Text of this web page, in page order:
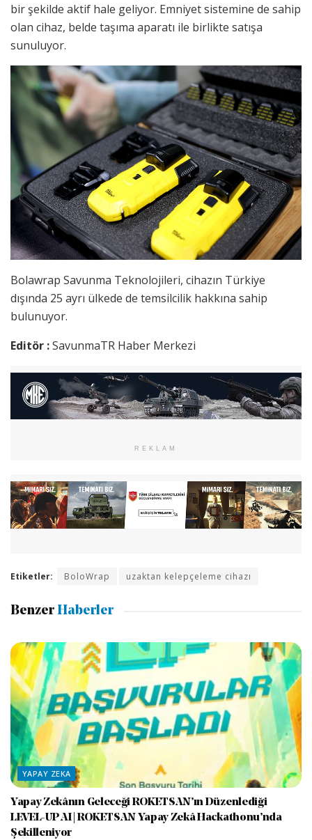
bir şekilde aktif hale geliyor. Emniyet sistemine de sahip
olan cihaz, belde taşıma aparatı ile birlikte satışa
sunuluyor.
Bolawrap Savunma Teknolojileri, cihazın Türkiye
dışında 25 ayrı ülkede de temsilcilik hakkına sahip
bulunuyor.
Editör :SavunmaTR Haber Merkezi
REKLAM
Etiketler: BoloWrap uzaktan kelepçeleme cihazı
Benzer Haberler
YAPAY ZEKA
Yapay Zekânın Geleceği ROKETSAN’ın Düzenlediği
LEVEL-UP AI | ROKETSAN Yapay Zekâ Hackathonu’nda
Şekilleniyor